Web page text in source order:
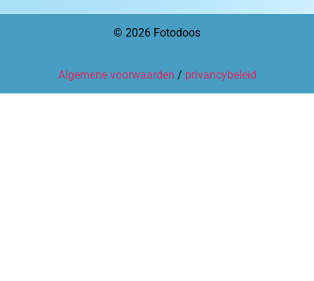
© 2026 Fotodoos
Algemene voorwaarden / privancybeleid